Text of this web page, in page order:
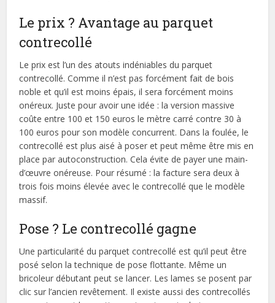
Le prix ? Avantage au parquet
contrecollé
Le prix est l’un des atouts indéniables du parquet
contrecollé. Comme il n’est pas forcément fait de bois
noble et qu’il est moins épais, il sera forcément moins
onéreux. Juste pour avoir une idée : la version massive
coûte entre 100 et 150 euros le mètre carré contre 30 à
100 euros pour son modèle concurrent. Dans la foulée, le
contrecollé est plus aisé à poser et peut même être mis en
place par autoconstruction. Cela évite de payer une main-
d’œuvre onéreuse. Pour résumé : la facture sera deux à
trois fois moins élevée avec le contrecollé que le modèle
massif.
Pose ? Le contrecollé gagne
Une particularité du parquet contrecollé est qu’il peut être
posé selon la technique de pose flottante. Même un
bricoleur débutant peut se lancer. Les lames se posent par
clic sur l’ancien revêtement. Il existe aussi des contrecollés